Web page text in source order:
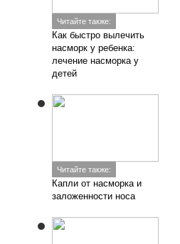
Читайте также:
Как быстро вылечить
насморк у ребенка:
лечение насморка у
детей
Читайте также:
Капли от насморка и
заложенности носа